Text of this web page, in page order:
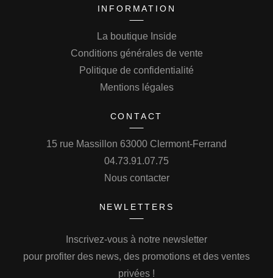
INFORMATION
La boutique Inside
Conditions générales de vente
Politique de confidentialité
Mentions légales
CONTACT
15 rue Massillon 63000 Clermont-Ferrand
04.73.91.07.75
Nous contacter
NEWLETTERS
Inscrivez-vous à notre newsletter
pour profiter des news, des promotions et des ventes
privées !